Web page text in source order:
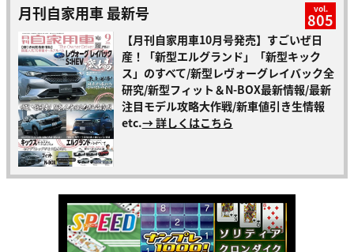
月刊自家用車 最新号 vol.
805
【月刊自家用車10月号発売】すごいぜ日
産！「新型エルグランド」「新型キック
ス」のすべて/新型レヴォーグレイバック全
研究/新型フィット＆N-BOX最新情報/最新
注目モデル攻略大作戦/新車値引き生情報
etc.→ 詳しくはこちら